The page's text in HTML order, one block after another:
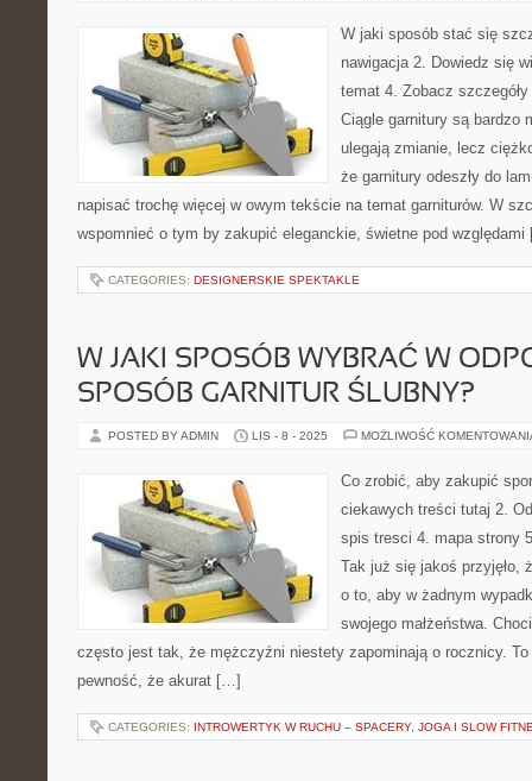
W jaki sposób stać się
nawigacja 2. Dowiedz się
temat 4. Zobacz
Ciągle garnitury są bardzo
ulegają zmianie, lecz
że garnitury odeszły do
napisać trochę więcej w owym tekście na temat garniturów. W
wspomnieć o tym by zakupić eleganckie, świetne pod
CATEGORIES: DESIGNERSKIE SPEKTAKLE
W JAKI SPOSÓB WYBRAĆ W
SPOSÓB GARNITUR ŚLUBNY?
POSTED BY ADMIN LIS - 8 - 2025 MOŻLIWOŚĆ
Co zrobić, aby zakupić
ciekawych treści tutaj 2.
spis tresci 4. mapa strony
Tak już się jakoś przyjęło,
o to, aby w żadnym
swojego małżeństwa.
często jest tak, że mężczyźni niestety zapominają o rocznicy.
pewność, że akurat […]
CATEGORIES: INTROWERTYK W RUCHU – SPACERY, JOGA I SLOW